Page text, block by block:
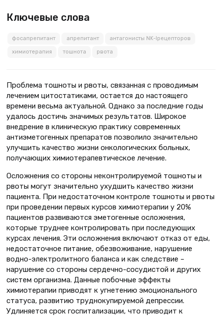
Ключевые слова
фосапрепитант апрепитант антагонисты NK-Iрецепторов
химиотерапия тошнота рвота
Проблема тошноты и рвоты, связанная с проводимым
лечением цитостатиками, остается до настоящего
времени весьма актуальной. Однако за последние годы
удалось достичь значимых результатов. Широкое
внедрение в клиническую практику современных
антиэметогенных препаратов позволило значительно
улучшить качество жизни онкологических больных,
получающих химиотерапевтическое лечение.
Осложнения со стороны неконтролируемой тошноты и
рвоты могут значительно ухудшить качество жизни
пациента. При недостаточном контроле тошноты и рвоты
при проведении первых курсов химиотерапии у 20%
пациентов развиваются эметогенные осложнения,
которые труднее контролировать при последующих
курсах лечения. Эти осложнения включают отказ от еды,
недостаточное питание, обезвоживание, нарушение
водно-электролитного баланса и как следствие –
нарушение со стороны сердечно-сосудистой и других
систем организма. Данные побочные эффекты
химиотерапии приводят к угнетению эмоционального
статуса, развитию труднокупируемой депрессии.
Удлиняется срок госпитализации, что приводит к